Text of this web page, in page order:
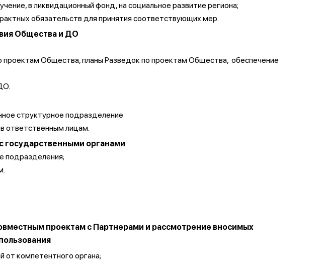
в ликвидационный фонд, на социальное развитие региона;
обязательств для принятия соответствующих мер.
Общества и ДО
проектам Общества, планы Разведок по проектам Общества, обеспечение
структурное подразделение
ответственным лицам.
государственными органами
подразделения;
проектам с Партнерами и рассмотрение вносимых
от компетентного органа;